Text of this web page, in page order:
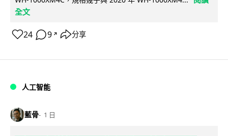
全文
24 9 ↗ 分享
人工智能
藍骨 1 日